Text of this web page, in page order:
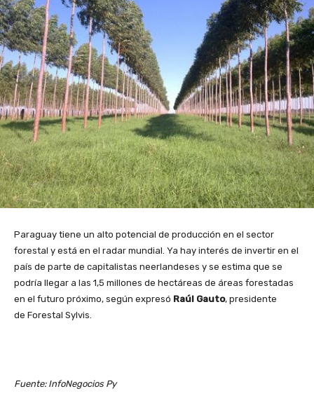
Paraguay tiene un alto potencial de producción en el sector
forestal y está en el radar mundial. Ya hay interés de invertir en el
país de parte de capitalistas neerlandeses y se estima que se
podría llegar a las 1,5 millones de hectáreas de áreas forestadas
en el futuro próximo, según expresó Raúl Gauto, presidente
de Forestal Sylvis.
Fuente: InfoNegocios Py